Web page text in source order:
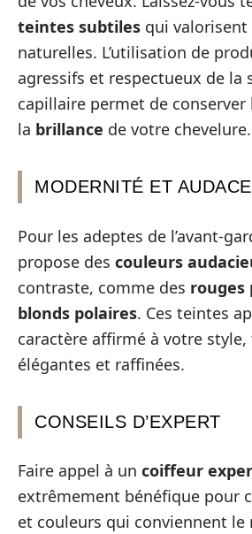
teintes subtiles qui valorisent
naturelles. L’utilisation de
agressifs et respectueux de la
capillaire permet de conserver
la brillance de votre chevelure.
MODERNITÉ ET AUDACE
Pour les adeptes de l’avant-
propose des couleurs
contraste, comme des rouges
blonds polaires. Ces teintes
caractère affirmé à votre
élégantes et raffinées.
CONSEILS D’EXPERT
Faire appel à un coiffeur
extrêmement bénéfique pour
et couleurs qui conviennent le